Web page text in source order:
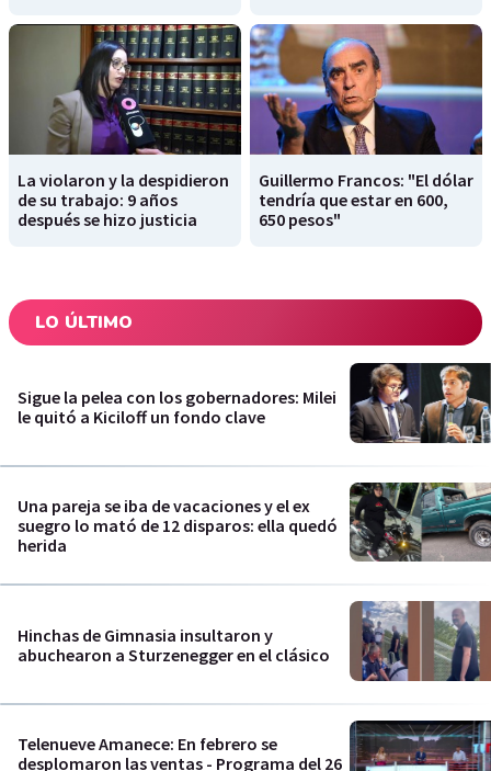
La violaron y la despidieron
de su trabajo: 9 años
después se hizo justicia
Guillermo Francos: "El dólar
tendría que estar en 600,
650 pesos"
LO ÚLTIMO
Sigue la pelea con los gobernadores: Milei
le quitó a Kiciloff un fondo clave
Una pareja se iba de vacaciones y el ex
suegro lo mató de 12 disparos: ella quedó
herida
Hinchas de Gimnasia insultaron y
abuchearon a Sturzenegger en el clásico
Telenueve Amanece: En febrero se
desplomaron las ventas - Programa del 26